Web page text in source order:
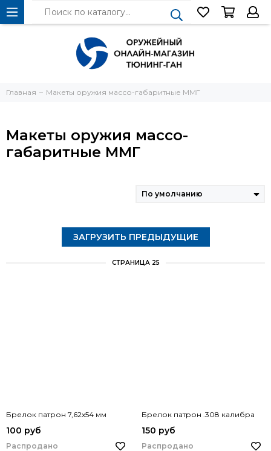
Главная Макеты оружия массо-габаритные ММГ
Макеты оружия массо-
габаритные ММГ
ЗАГРУЗИТЬ ПРЕДЫДУЩИЕ
СТРАНИЦА 25
Брелок патрон 7,62х54 мм
100 руб
Распродано
Брелок патрон .308 калибра
150 руб
Распродано